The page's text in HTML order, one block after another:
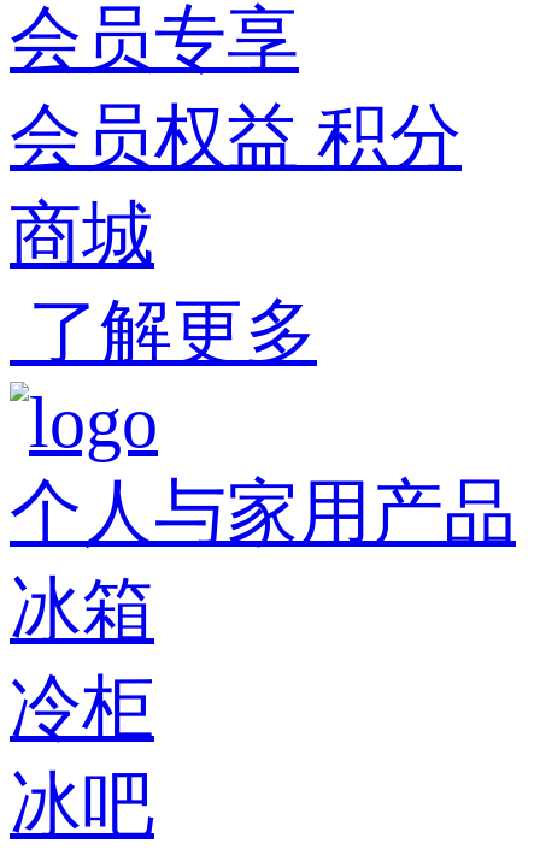
会员专享
会员权益 积分
商城
了解更多
个人与家用产品
冰箱
冷柜
冰吧